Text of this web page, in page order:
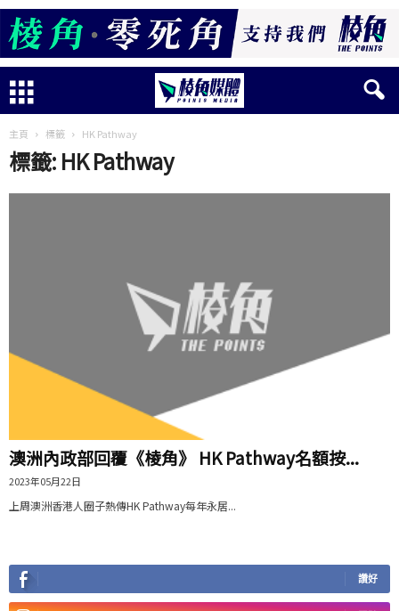
主頁 標籤 HK Pathway
標籤: HK Pathway
澳洲內政部回覆《棱角》 HK Pathway名額按...
2023年05月22日
上周澳洲香港人圈子熱傳HK Pathway每年永居...
讚好